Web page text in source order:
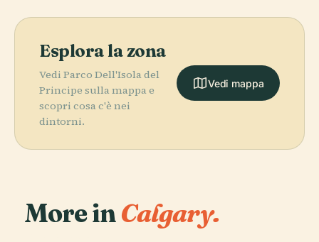
Esplora la zona
Vedi Parco Dell'Isola del
Principe sulla mappa e
scopri cosa c'è nei
dintorni.
Vedi mappa
More inCalgary.
PLACE